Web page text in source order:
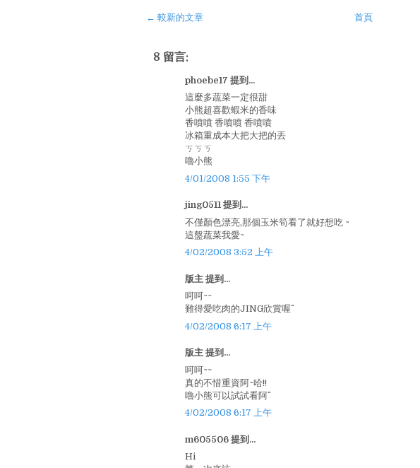
← 較新的文章 首頁
8 留言:
phoebe17 提到...
這麼多蔬菜一定很甜
小熊超喜歡蝦米的香味
香噴噴 香噴噴 香噴噴
冰箱重成本大把大把的丟
ㄎㄎㄎ
嚕小熊
4/01/2008 1:55 下午
jing0511 提到...
不僅顏色漂亮,那個玉米筍看了就好想吃 ~
這盤蔬菜我愛~
4/02/2008 3:52 上午
版主 提到...
呵呵~~
難得愛吃肉的JING欣賞喔^^
4/02/2008 6:17 上午
版主 提到...
呵呵~~
真的不惜重資阿~哈!!
嚕小熊可以試試看阿^^
4/02/2008 6:17 上午
m605506 提到...
Hi